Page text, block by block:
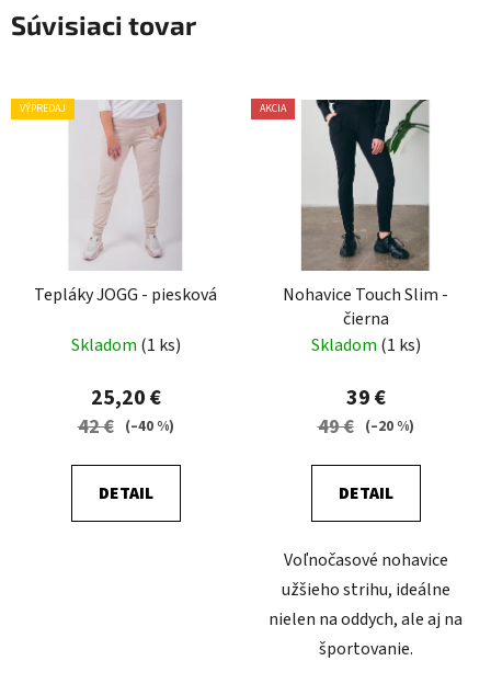
Súvisiaci tovar
VÝPREDAJ
Tepláky JOGG - piesková
Skladom (1 ks)
25,20 €
42 € (–40 %)
DETAIL
AKCIA
Nohavice Touch Slim -
čierna
Skladom (1 ks)
39 €
49 € (–20 %)
DETAIL
Voľnočasové nohavice
užšieho strihu, ideálne
nielen na oddych, ale aj na
športovanie.